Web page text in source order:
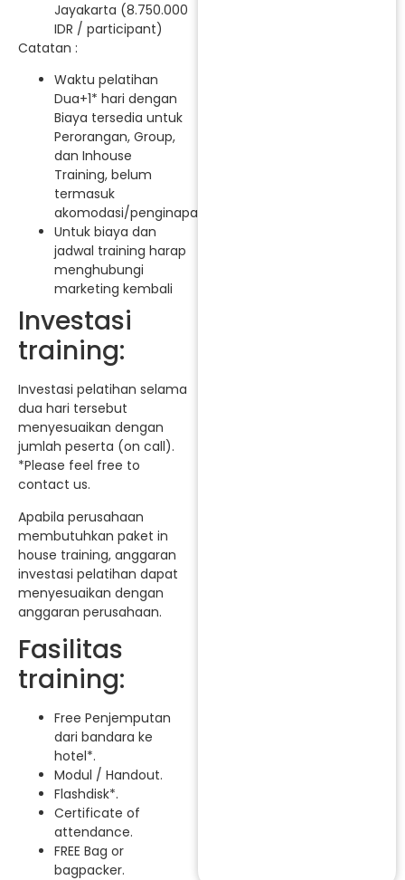
Jayakarta (8.750.000
IDR / participant)
Catatan :
Waktu pelatihan
Dua+1* hari dengan
Biaya tersedia untuk
Perorangan, Group,
dan Inhouse
Training, belum
termasuk
akomodasi/penginapan.
Untuk biaya dan
jadwal training harap
menghubungi
marketing kembali
Investasi
training:
Investasi pelatihan selama
dua hari tersebut
menyesuaikan dengan
jumlah peserta (on call).
*Please feel free to
contact us.
Apabila perusahaan
membutuhkan paket in
house training, anggaran
investasi pelatihan dapat
menyesuaikan dengan
anggaran perusahaan.
Fasilitas
training:
Free Penjemputan
dari bandara ke
hotel*.
Modul / Handout.
Flashdisk*.
Certificate of
attendance.
FREE Bag or
bagpacker.